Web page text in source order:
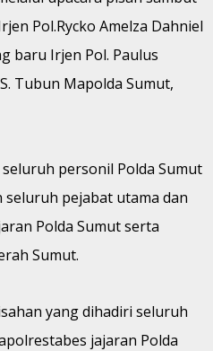
Pol.Rycko Amelza Dahniel
baru Irjen Pol. Paulus
Tubun Mapolda Sumut,
personil Polda Sumut
pejabat utama dan
Polda Sumut serta
Sumut.
yang dihadiri seluruh
jajaran Polda